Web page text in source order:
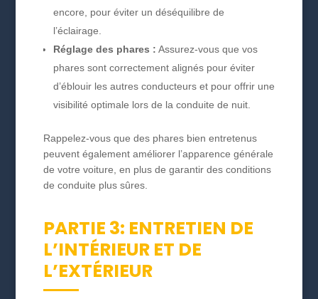
encore, pour éviter un déséquilibre de
l’éclairage.
Réglage des phares : Assurez-vous que vos
phares sont correctement alignés pour éviter
d’éblouir les autres conducteurs et pour offrir une
visibilité optimale lors de la conduite de nuit.
Rappelez-vous que des phares bien entretenus
peuvent également améliorer l’apparence générale
de votre voiture, en plus de garantir des conditions
de conduite plus sûres.
PARTIE 3: ENTRETIEN DE
L’INTÉRIEUR ET DE
L’EXTÉRIEUR